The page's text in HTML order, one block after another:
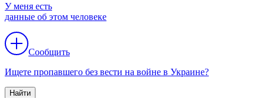
У меня есть
данные об этом человеке
Сообщить
Ищете пропавшего без вести на войне в Украине?
Найти